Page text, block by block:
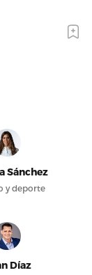
Sánchez
y deporte
Díaz